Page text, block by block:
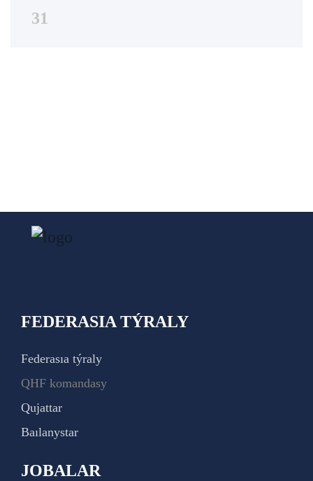
31
FEDERASIA TÝRALY
Federasıa týraly
QHF komandasy
Qujattar
Baılanystar
JOBALAR